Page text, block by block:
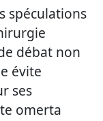
spéculations
débat non
évite
ses
omerta